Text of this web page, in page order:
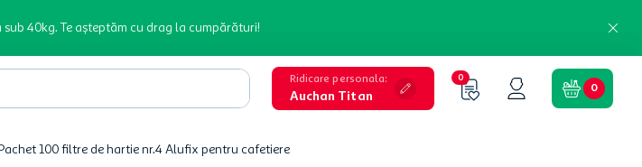
40kg. Te așteptăm cu drag la cumpărături!
Ridicare personala:
Auchan Titan
0
0
Pachet 100 filtre de hartie nr.4 Alufix pentru cafetiere